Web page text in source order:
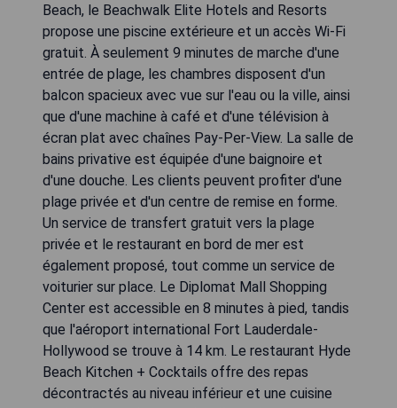
Beach, le Beachwalk Elite Hotels and Resorts
propose une piscine extérieure et un accès Wi-Fi
gratuit. À seulement 9 minutes de marche d'une
entrée de plage, les chambres disposent d'un
balcon spacieux avec vue sur l'eau ou la ville, ainsi
que d'une machine à café et d'une télévision à
écran plat avec chaînes Pay-Per-View. La salle de
bains privative est équipée d'une baignoire et
d'une douche. Les clients peuvent profiter d'une
plage privée et d'un centre de remise en forme.
Un service de transfert gratuit vers la plage
privée et le restaurant en bord de mer est
également proposé, tout comme un service de
voiturier sur place. Le Diplomat Mall Shopping
Center est accessible en 8 minutes à pied, tandis
que l'aéroport international Fort Lauderdale-
Hollywood se trouve à 14 km. Le restaurant Hyde
Beach Kitchen + Cocktails offre des repas
décontractés au niveau inférieur et une cuisine